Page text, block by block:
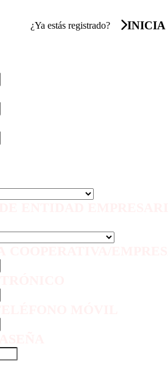
¿Ya estás registrado? INICIA